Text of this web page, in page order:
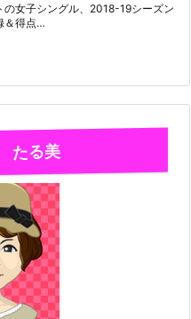
の女子シングル、2018-19シーズン
＆得点…
たる美